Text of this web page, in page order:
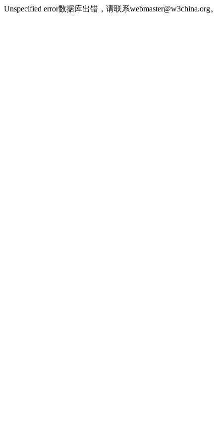
Unspecified error数据库出错，请联系webmaster@w3china.org。